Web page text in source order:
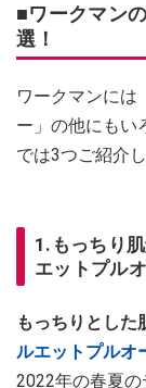
■ワークマン
選！
ワークマンには
ー」の他にもい
では3つご紹介
1.もっちり
エットプル
もっちりとした
ルエットプルオ
2022年の春夏